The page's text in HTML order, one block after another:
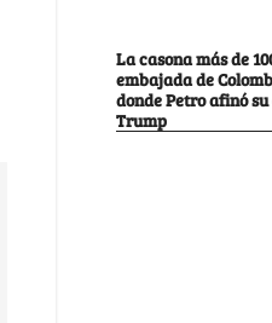
La casona más de
embajada de
donde Petro afinó
Trump